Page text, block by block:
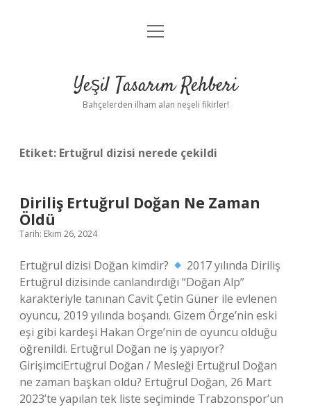
Anasayfa
Yasal Uyarı
menüyü
Yeşil Tasarım Rehberi
Bahçelerden ilham alan neşeli fikirler!
Etiket: Ertuğrul dizisi nerede çekildi
Diriliş Ertuğrul Doğan Ne Zaman
Öldü
Tarih: Ekim 26, 2024
Ertuğrul dizisi Doğan kimdir?
2017 yılında Diriliş
Ertuğrul dizisinde canlandırdığı “Doğan Alp”
karakteriyle tanınan Cavit Çetin Güner ile evlenen
oyuncu, 2019 yılında boşandı. Gizem Örge’nin eski
eşi gibi kardeşi Hakan Örge’nin de oyuncu olduğu
öğrenildi. Ertuğrul Doğan ne iş yapıyor?
GirişimciErtuğrul Doğan / Mesleği Ertuğrul Doğan
ne zaman başkan oldu? Ertuğrul Doğan, 26 Mart
2023’te yapılan tek liste seçiminde Trabzonspor’un